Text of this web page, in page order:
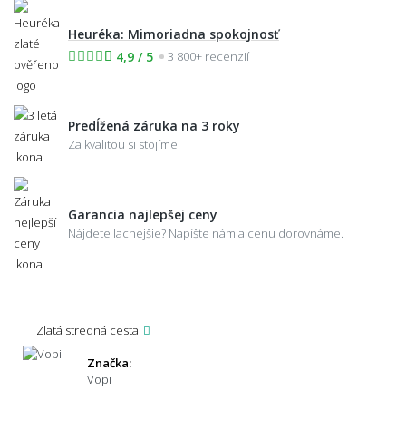
Heuréka: Mimoriadna spokojnosť
4,9 / 5
3 800+ recenzií
Predĺžená záruka na 3 roky
Za kvalitou si stojíme
Garancia najlepšej ceny
Nájdete lacnejšie? Napíšte nám a cenu dorovnáme.
Zlatá stredná cesta
Značka:
Vopi